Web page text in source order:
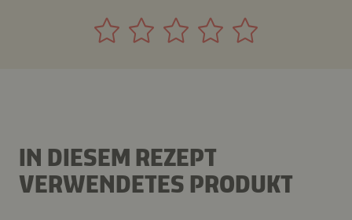
IN DIESEM REZEPT
VERWENDETES PRODUKT